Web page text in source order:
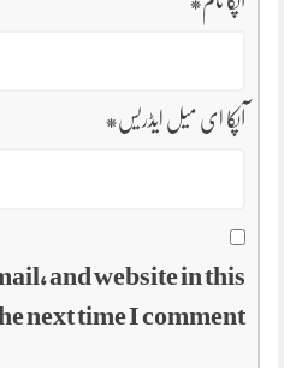
آپکا ای میل ایڈریس*
and website in this
next time I comment.